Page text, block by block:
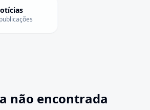
não encontrada